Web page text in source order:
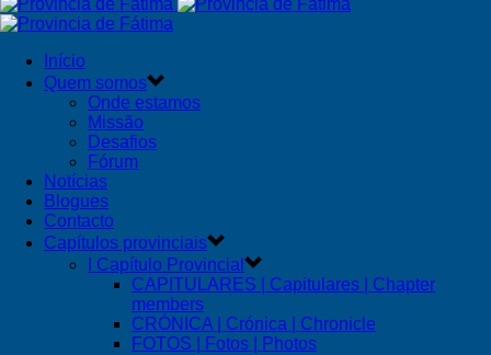
Início
Quem somos
Onde estamos
Missão
Desafios
Fórum
Notícias
Blogues
Contacto
Capítulos provinciais
I Capítulo Provincial
CAPITULARES | Capitulares | Chapter
members
CRÓNICA | Crónica | Chronicle
FOTOS | Fotos | Photos